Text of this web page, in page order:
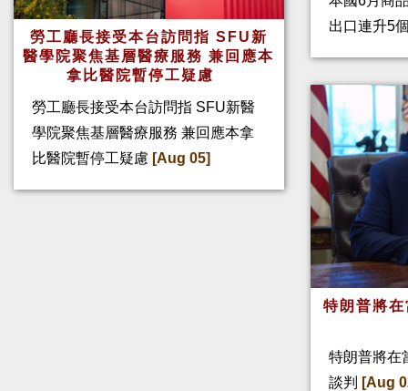
勞工廳長接受本台訪問指 SFU新
醫學院聚焦基層醫療服務 兼回應本
拿比醫院暫停工疑慮
勞工廳長接受本台訪問指 SFU新醫
學院聚焦基層醫療服務 兼回應本拿
比醫院暫停工疑慮 [Aug 05]
出口連升5
特朗普將
特朗普將在
談判
[Aug